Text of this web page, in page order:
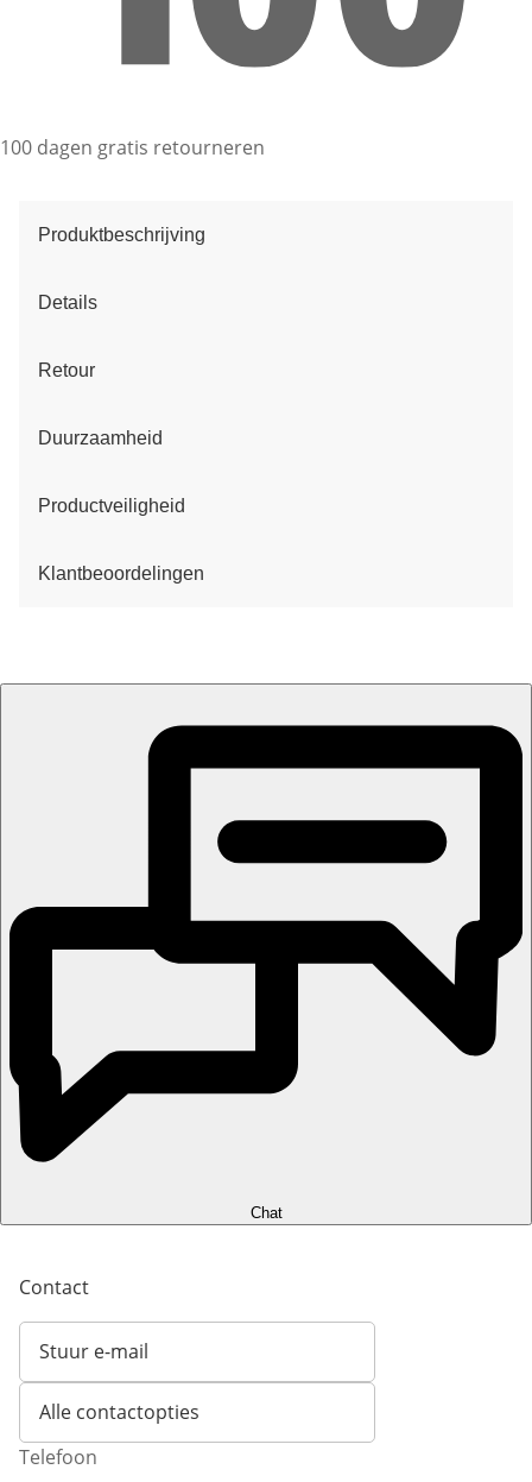
100 dagen gratis retourneren
Produktbeschrijving
Details
Retour
Duurzaamheid
Productveiligheid
Klantbeoordelingen
Chat
Contact
Stuur e-mail
Opent e-mailclient
Alle contactopties
Telefoon